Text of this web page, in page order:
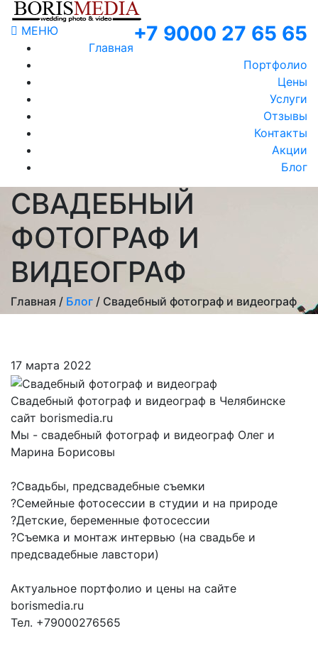
+7 9000 27 65 65
МЕНЮ
Главная
Портфолио
Цены
Услуги
Отзывы
Контакты
Акции
Блог
СВАДЕБНЫЙ
ФОТОГРАФ И
ВИДЕОГРАФ
Главная / Блог / Свадебный фотограф и видеограф
17 марта 2022
Свадебный фотограф и видеограф в Челябинске
сайт borismedia.ru
Мы - свадебный фотограф и видеограф Олег и
Марина Борисовы
?Свадьбы, предсвадебные съемки
?Семейные фотосессии в студии и на природе
?Детские, беременные фотосессии
?Съемка и монтаж интервью (на свадьбе и
предсвадебные лавстори)
Актуальное портфолио и цены на сайте
borismedia.ru
Тел. +79000276565